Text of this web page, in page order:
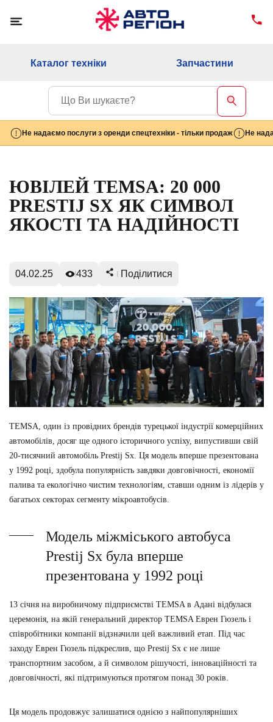
Каталог техніки Запчастини
Не надаємо послуги з оренди спецтехніки - тільки продаж Не
ЮВІЛЕЙ TEMSA: 20 000
PRESTIJ SX ЯК СИМВОЛ
ЯКОСТІ ТА НАДІЙНОСТІ
04.02.25 433 Поділитися
TEMSA, один із провідних брендів турецької індустрії комерційних
автомобілів, досяг ще одного історичного успіху, випустивши свій
20-тисячний автомобіль Prestij Sx. Ця модель вперше презентована
у 1992 році, здобула популярність завдяки довговічності, економії
палива та екологічно чистим технологіям, ставши одним із лідерів у
багатьох секторах сегменту мікроавтобусів.
Модель міжміського автобуса
Prestij Sx була вперше
презентована у 1992 році
13 січня на виробничому підприємстві TEMSA в Адані відбулася
церемонія, на якій генеральний директор TEMSA Еврен Гюзель і
співробітники компанії відзначили цей важливий етап. Під час
заходу Еврен Гюзель підкреслив, що Prestij Sx є не лише
транспортним засобом, а й символом рішучості, інноваційності та
довговічності, які підтримуються протягом понад 30 років.
Ця модель продовжує залишатися однією з найпопулярніших